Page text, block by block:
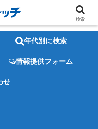
年代別に検索
情報提供フォーム
せ
検索